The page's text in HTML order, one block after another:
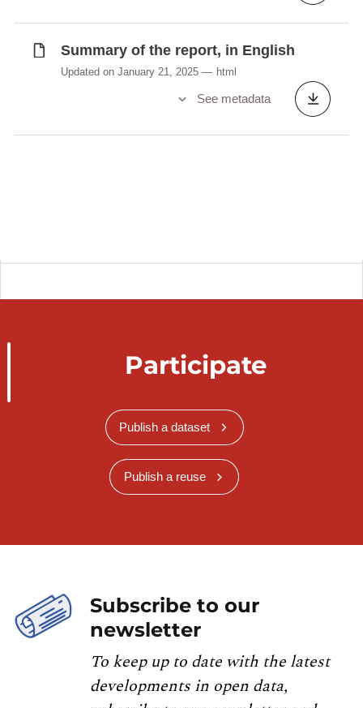
Summary of the report, in English
Updated on January 21, 2025 html
See metadata
Participate
Publish a dataset
Publish a reuse
Subscribe to our
newsletter
To keep up to date with the latest
developments in open data,